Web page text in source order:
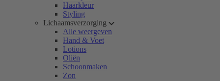
Haarkleur
Styling
Lichaamsverzorging
Alle weergeven
Hand & Voet
Lotions
Oliën
Schoonmaken
Zon